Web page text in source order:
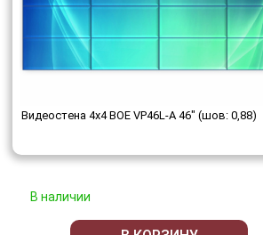
Видеостена 4x4 BOE VP46L-A 46" (шов: 0,88)
В наличии